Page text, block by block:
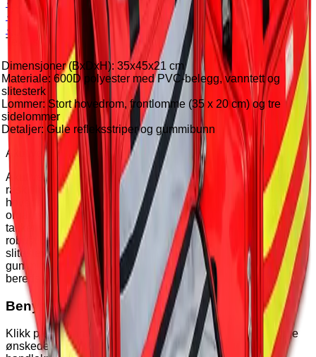
❮
❮
❮
Teknisk beskrivelse
Dimensjoner (BxDxH): 35x45x21 cm
Materiale: 600D polyester med PVC-belegg, vanntett og
slitesterk
Lommer: Stort hovedrom, frontlomme (35 x 20 cm) og tre
sidelommer
Detaljer: Gule refleksstriper og gummibunn
Akuttveske – polyester, rød
Akuttvesken er en romslig, men kompakt veske designet for
rask tilgang til utstyr i akuttsituasjoner. Med ett stort
hovedrom, en frontlomme og tre sidelommer gir den god
organisering, og kan bæres både i hånd eller over skulderen
takket være håndtak og bæreseler. Vesken er produsert i
robust 600D polyester med PVC-belegg — vanntett og
slitesterk — og er utstyrt med gule refleksstriper og
gummibunn. Ideell for ambulanse, akuttenheter,
beredskapsteam og førstehjelp.
Benytt handlekurven
Klikk på "Varianter" og "Tilleggsutstyr" nedenfor for å legge
ønskede produkter i handlekurven. Klikk deretter på